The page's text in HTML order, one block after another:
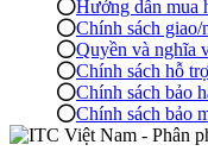
Hướng dẫn mua
Chính sách giao/
Quyền và nghĩa
Chính sách hỗ
Chính sách bảo
Chính sách bảo